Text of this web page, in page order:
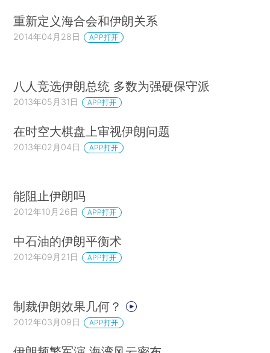
重新定义海合会和伊朗关系
2014年04月28日 APP打开
八人竞选伊朗总统 多数为强硬保守派
2013年05月31日 APP打开
在时空大棋盘上审视伊朗问题
2013年02月04日 APP打开
能阻止伊朗吗
2012年10月26日 APP打开
中石油的伊朗平衡术
2012年09月21日 APP打开
制裁伊朗效果几何？
2012年03月09日 APP打开